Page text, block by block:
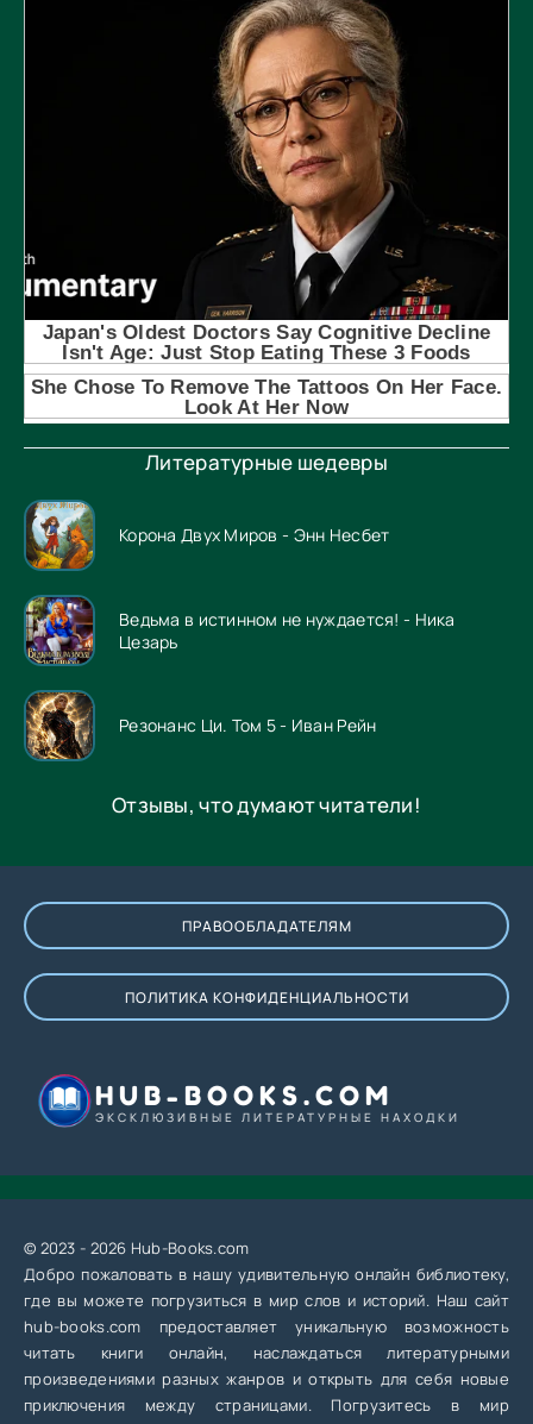
Литературные шедевры
Корона Двух Миров - Энн Несбет
Ведьма в истинном не нуждается! - Ника
Цезарь
Резонанс Ци. Том 5 - Иван Рейн
Отзывы, что думают читатели!
ПРАВООБЛАДАТЕЛЯМ
ПОЛИТИКА КОНФИДЕНЦИАЛЬНОСТИ
HUB-BOOKS.COM
ЭКСКЛЮЗИВНЫЕ ЛИТЕРАТУРНЫЕ НАХОДКИ
© 2023 - 2026 Hub-Books.com
Добро пожаловать в нашу удивительную онлайн библиотеку,
где вы можете погрузиться в мир слов и историй. Наш сайт
hub-books.com предоставляет уникальную возможность
читать книги онлайн, наслаждаться литературными
произведениями разных жанров и открыть для себя новые
приключения между страницами. Погрузитесь в мир